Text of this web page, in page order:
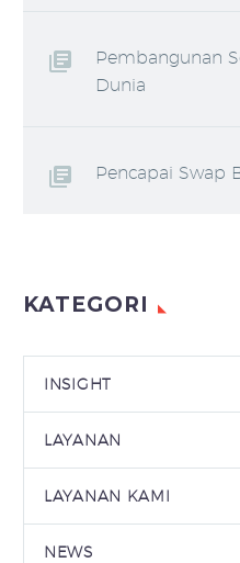
Pembangunan
Dunia
Pencapai Swap
KATEGORI
INSIGHT
LAYANAN
LAYANAN KAMI
NEWS